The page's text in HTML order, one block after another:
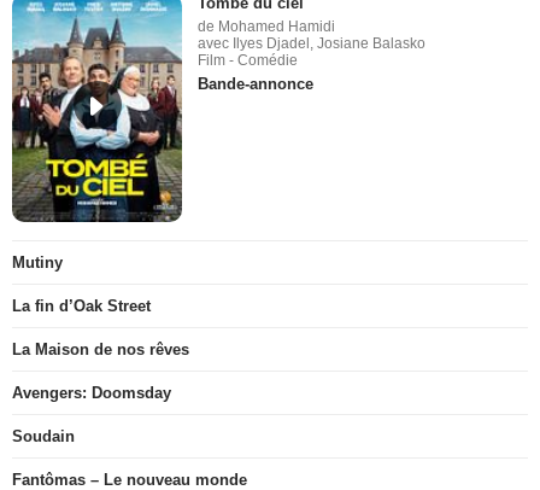
de Mohamed Hamidi
avec Ilyes Djadel, Josiane Balasko
Film - Comédie
Bande-annonce
Mutiny
La fin d’Oak Street
La Maison de nos rêves
Avengers: Doomsday
Soudain
Fantômas – Le nouveau monde